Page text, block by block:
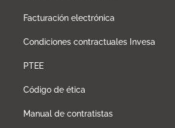
Facturación electrónica
Condiciones contractuales Invesa
PTEE
Código de ética
Manual de contratistas